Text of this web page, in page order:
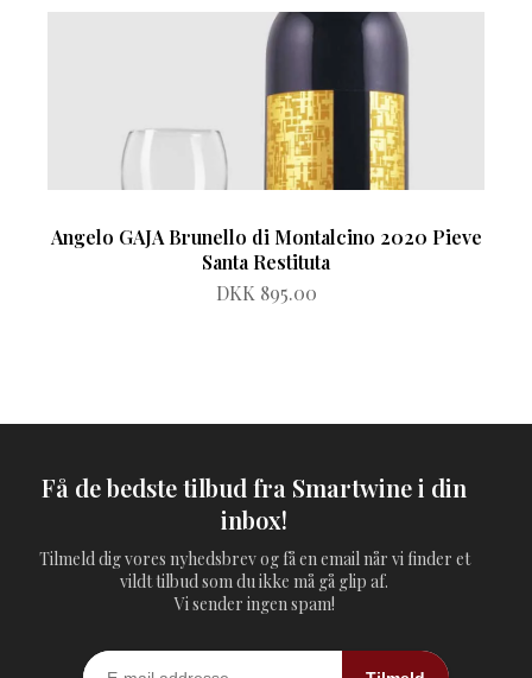
Angelo GAJA Brunello di Montalcino 2020 Pieve
Santa Restituta
DKK 895.00
Få de bedste tilbud fra Smartwine i din
inbox!
Tilmeld dig vores nyhedsbrev og få en email når vi finder et
vildt tilbud som du ikke må gå glip af.
Vi sender ingen spam!